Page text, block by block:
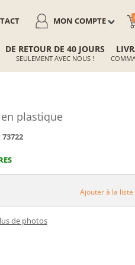
MON COMPTE
DE RETOUR DE 40 JOURS
SEULEMENT AVEC NOUS !
en plastique
73722
Ajouter à la liste
de photos